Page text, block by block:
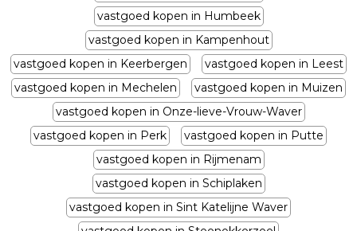
vastgoed kopen in Humbeek
vastgoed kopen in Kampenhout
vastgoed kopen in Keerbergen
vastgoed kopen in Leest
vastgoed kopen in Mechelen
vastgoed kopen in Muizen
vastgoed kopen in Onze-lieve-Vrouw-Waver
vastgoed kopen in Perk
vastgoed kopen in Putte
vastgoed kopen in Rijmenam
vastgoed kopen in Schiplaken
vastgoed kopen in Sint Katelijne Waver